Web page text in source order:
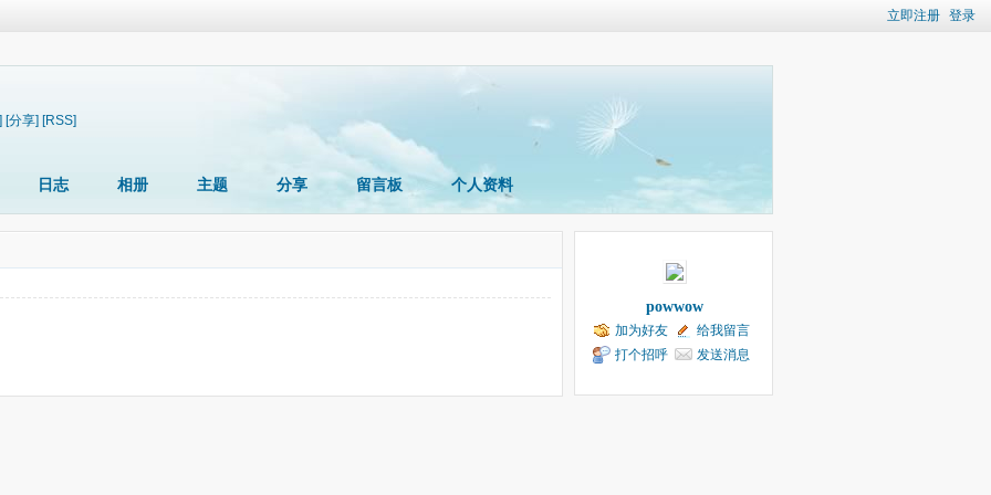
立即注册 登录
[分享] [RSS]
日志 相册 主题 分享 留言板 个人资料
powwow
加为好友
给我留言
打个招呼
发送消息